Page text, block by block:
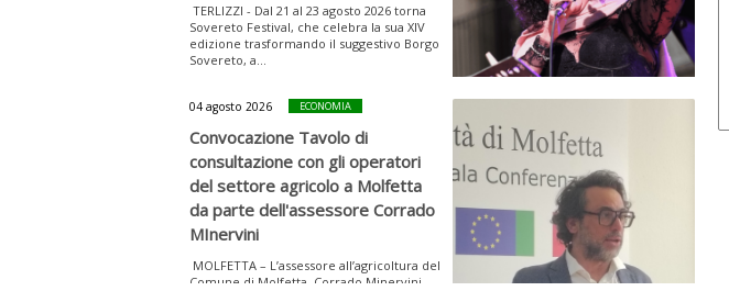
TERLIZZI - Dal 21 al 23 agosto 2026 torna
Sovereto Festival, che celebra la sua XIV
edizione trasformando il suggestivo Borgo
Sovereto, a...
04 agosto 2026 ECONOMIA
Convocazione Tavolo di
consultazione con gli operatori
del settore agricolo a Molfetta
da parte dell'assessore Corrado
MInervini
MOLFETTA – L’assessore all’agricoltura del
Comune di Molfetta, Corrado Minervini,